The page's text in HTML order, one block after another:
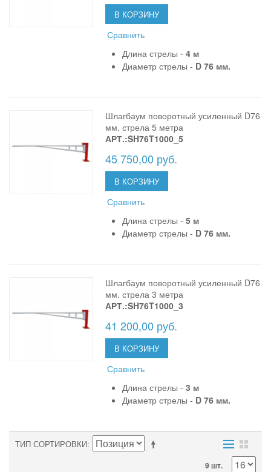
В КОРЗИНУ
Сравнить
Длина стрелы -4 м
Диаметр стрелы - D 76 мм.
Шлагбаум поворотный усиленный D76
мм. стрела 5 метра
АРТ.:SH76T1000_5
45 750,00 руб.
В КОРЗИНУ
Сравнить
Длина стрелы -5 м
Диаметр стрелы - D 76 мм.
Шлагбаум поворотный усиленный D76
мм. стрела 3 метра
АРТ.:SH76T1000_3
41 200,00 руб.
В КОРЗИНУ
Сравнить
Длина стрелы -3 м
Диаметр стрелы - D 76 мм.
ТИП СОРТИРОВКИ
9 шт.